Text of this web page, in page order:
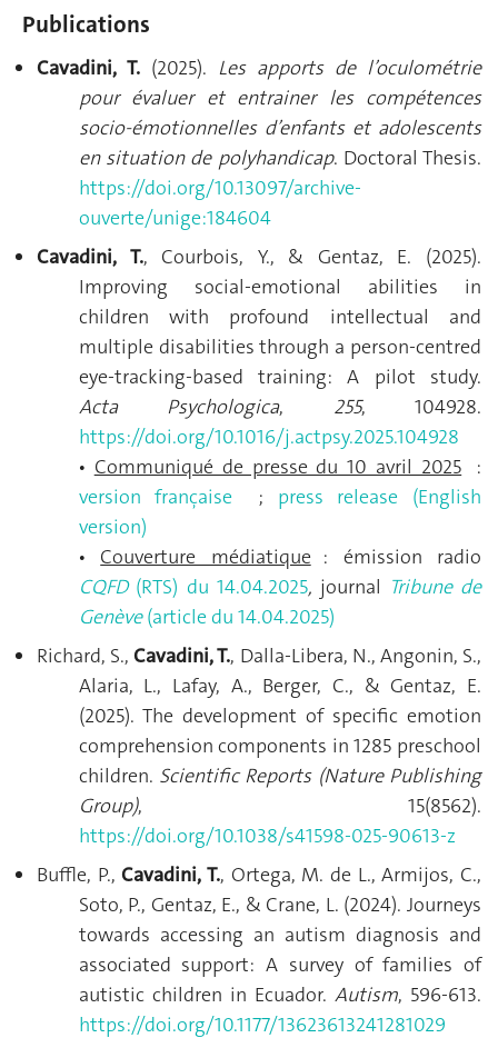
Publications
Cavadini, T. (2025). Les apports de l’oculométrie
pour évaluer et entrainer les compétences
socio-émotionnelles d’enfants et adolescents
en situation de polyhandicap. Doctoral Thesis.
https://doi.org/10.13097/archive-
ouverte/unige:184604
Cavadini, T., Courbois, Y., & Gentaz, E. (2025).
Improving social-emotional abilities in
children with profound intellectual and
multiple disabilities through a person-centred
eye-tracking-based training: A pilot study.
Acta Psychologica, 255, 104928.
https://doi.org/10.1016/j.actpsy.2025.104928
• Communiqué de presse du 10 avril 2025 :
version française ;
press release (English
version)
• Couverture médiatique: émission radio
CQFD(RTS) du 14.04.2025, journal Tribune de
Genève(article du 14.04.2025)
Richard, S.,Cavadini, T., Dalla-Libera, N., Angonin, S.,
Alaria, L., Lafay, A., Berger, C., & Gentaz, E.
(2025). The development of specific emotion
comprehension components in 1285 preschool
children. Scientific Reports (Nature Publishing
Group), 15(8562).
https://doi.org/10.1038/s41598-025-90613-z
Buffle, P.,Cavadini, T., Ortega, M. de L., Armijos, C.,
Soto, P., Gentaz, E., & Crane, L. (2024). Journeys
towards accessing an autism diagnosis and
associated support: A survey of families of
autistic children in Ecuador. Autism, 596-613.
https://doi.org/10.1177/13623613241281029